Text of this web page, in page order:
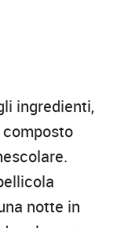
ingredienti,
composto
notte in